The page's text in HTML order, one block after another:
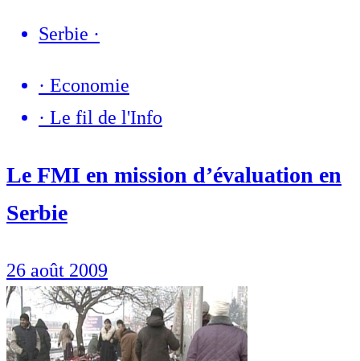
Serbie ·
· Economie
· Le fil de l'Info
Le FMI en mission d’évaluation en
Serbie
26 août 2009